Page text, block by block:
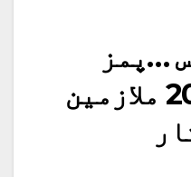
…پمز
ہسپتال کے 200 ملازمین